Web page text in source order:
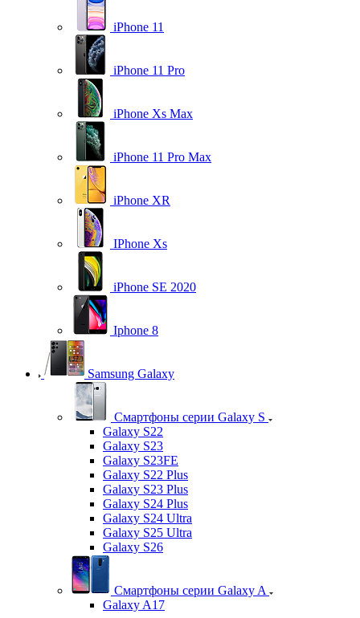
iPhone 11
iPhone 11 Pro
iPhone Xs Max
iPhone 11 Pro Max
iPhone XR
IPhone Xs
iPhone SE 2020
Iphone 8
Samsung Galaxy
Смартфоны серии Galaxy S
Galaxy S22
Galaxy S23
Galaxy S23FE
Galaxy S22 Plus
Galaxy S23 Plus
Galaxy S24 Plus
Galaxy S24 Ultra
Galaxy S25 Ultra
Galaxy S26
Смартфоны серии Galaxy A
Galaxy A17